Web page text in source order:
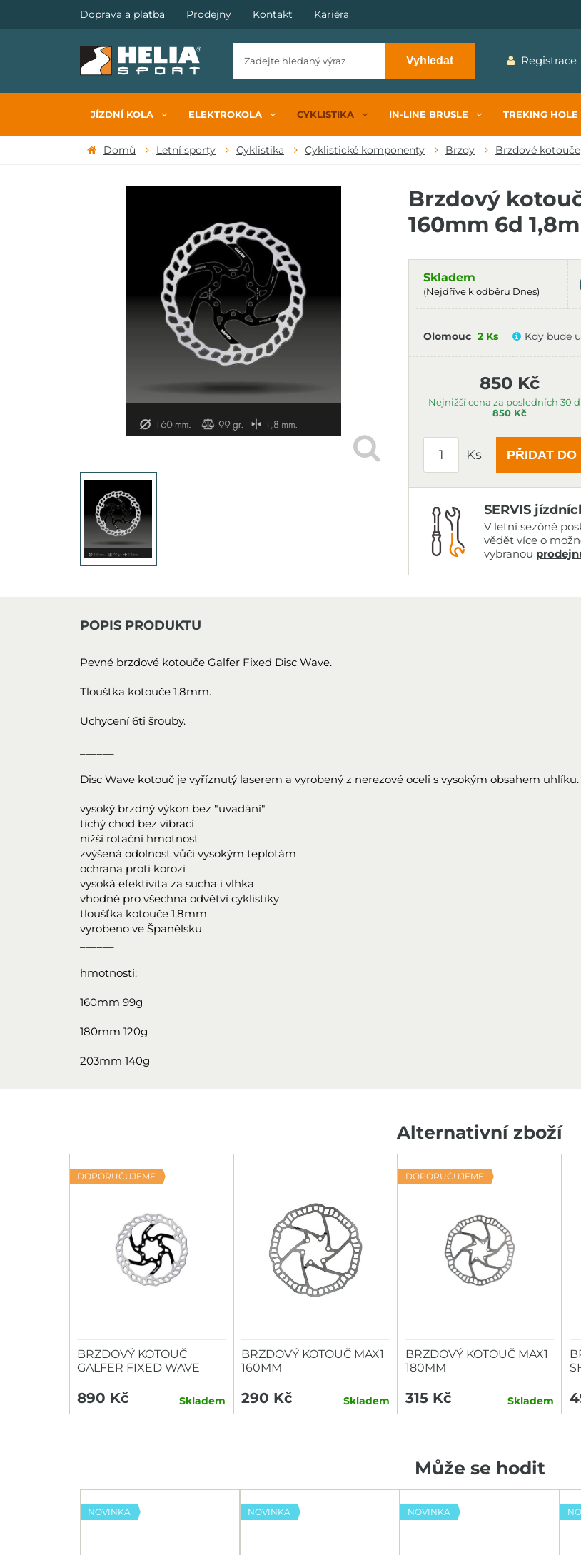
Doprava a platba Prodejny Kontakt Kariéra
Vyhledat Registrace
JÍZDNÍ KOLA ELEKTROKOLA CYKLISTIKA IN-LINE BRUSLE TREKING HOLE
Domů Letní sporty Cyklistika Cyklistické komponenty Brzdy Brzdové kotouče
Brzdový
160mm 6d
Skladem
(Nejdříve k odběru Dnes)
Olomouc 2 Ks Kdy bude
850 Kč
Nejnižší cena za posledních 30
850 Kč
Ks PŘIDAT DO
SERVIS
V letní sezóně
vědět více o
vybranou
POPIS PRODUKTU
Pevné brzdové kotouče Galfer Fixed Disc Wave.
Tloušťka kotouče 1,8mm.
Uchycení 6ti šrouby.
Disc Wave kotouč je vyříznutý laserem a vyrobený z nerezové oceli s vysokým obsahem uhlíku.
vysoký brzdný výkon bez "uvadání"
tichý chod bez vibrací
nižší rotační hmotnost
zvýšená odolnost vůči vysokým teplotám
ochrana proti korozi
vysoká efektivita za sucha i vlhka
vhodné pro všechna odvětví cyklistiky
tloušťka kotouče 1,8mm
vyrobeno ve Španělsku
hmotnosti:
160mm 99g
180mm 120g
203mm 140g
Alternativní zboží
DOPORUČUJEME
BRZDOVÝ KOTOUČ
GALFER FIXED WAVE
890 Kč Skladem
BRZDOVÝ KOTOUČ MAX1
160MM
290 Kč Skladem
DOPORUČUJEME
BRZDOVÝ KOTOUČ MAX1
180MM
315 Kč Skladem
Může se hodit
NOVINKA NOVINKA NOVINKA